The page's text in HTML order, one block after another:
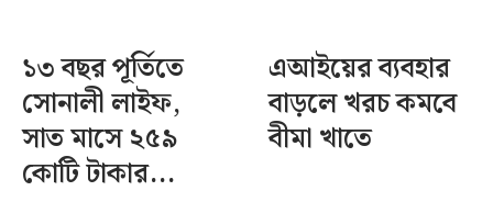
১৩ বছর পূর্তিতে
সোনালী লাইফ,
সাত মাসে ২৫৯
কোটি টাকার...
এআইয়ের ব্যবহার
বাড়লে খরচ কমবে
বীমা খাতে